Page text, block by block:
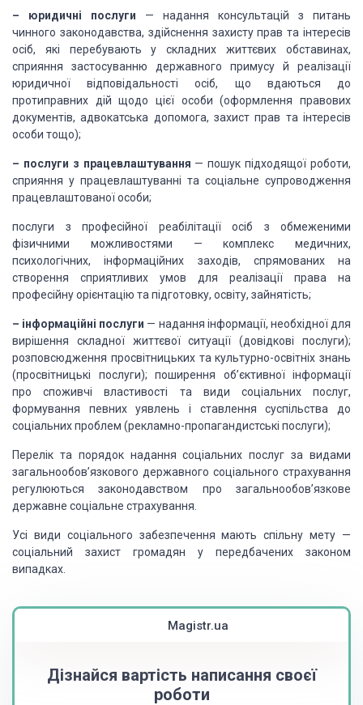
– юридичні послуги — надання консультацій з питань
чинного законодавства, здійснення захисту прав та інтересів
осіб, які перебувають у складних життєвих обставинах,
сприяння застосуванню державного примусу й реалізації
юридичної відповідальності осіб, що вдаються до
протиправних дій щодо цієї особи (оформлення правових
документів, адвокатська допомога, захист прав та інтересів
особи тощо);
– послуги з працевлаштування — пошук підходящої роботи,
сприяння у працевлаштуванні та соціальне супроводження
працевлаштованої особи;
послуги з професійної реабілітації осіб з обмеженими
фізичними можливостями — комплекс медичних,
психологічних, інформаційних заходів, спрямованих на
створення сприятливих умов для реалізації права на
професійну орієнтацію та підготовку, освіту, зайнятість;
– інформаційні послуги — надання інформації, необхідної для
вирішення складноїжиттєвої ситуації (довідкові послуги);
розповсюдження просвітницьких та культурно-освітніх знань
(просвітницькі послуги); поширення об’єктивноїінформації
про споживчі властивості та види соціальних послуг,
формування певних уявлень і ставлення суспільства до
соціальних проблем (рекламно-пропагандистські послуги);
Перелік та порядок надання соціальних послуг за видами
загальнообов’язкового державного соціального страхування
регулюються законодавством про загальнообов’язкове
державне соціальне страхування.
Усі види соціального забезпечення мають спільну мету —
соціальний захист громадян у передбачених законом
випадках.
Magistr.ua
Дізнайся вартість написання своєї
роботи